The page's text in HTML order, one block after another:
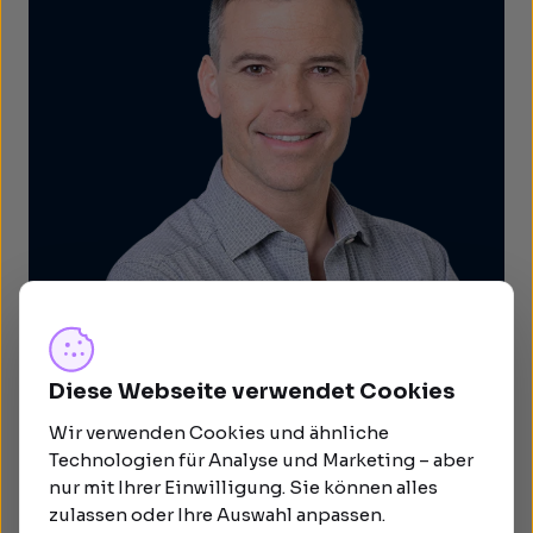
Diese Webseite verwendet Cookies
Wir verwenden Cookies und ähnliche
Technologien für Analyse und Marketing – aber
nur mit Ihrer Einwilligung. Sie können alles
zulassen oder Ihre Auswahl anpassen.